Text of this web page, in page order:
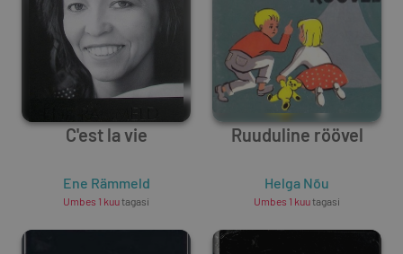
C'est la vie
Ene Rämmeld
Umbes 1 kuutagasi
Ruuduline röövel
Helga Nõu
Umbes 1 kuutagasi